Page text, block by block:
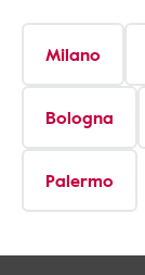
Milano
Bologna
Palermo